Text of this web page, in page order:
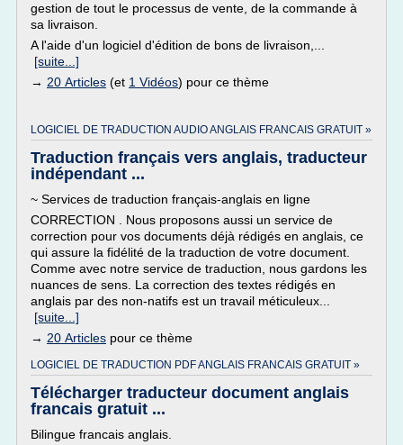
gestion de tout le processus de vente, de la commande à
sa livraison.
A l'aide d'un logiciel d'édition de bons de livraison,...
[suite...]
→ 20 Articles (et 1 Vidéos) pour ce thème
LOGICIEL DE TRADUCTION AUDIO ANGLAIS FRANCAIS GRATUIT »
Traduction français vers anglais, traducteur
indépendant ...
~ Services de traduction français-anglais en ligne
CORRECTION . Nous proposons aussi un service de
correction pour vos documents déjà rédigés en anglais, ce
qui assure la fidélité de la traduction de votre document.
Comme avec notre service de traduction, nous gardons les
nuances de sens. La correction des textes rédigés en
anglais par des non-natifs est un travail méticuleux...
[suite...]
→ 20 Articles pour ce thème
LOGICIEL DE TRADUCTION PDF ANGLAIS FRANCAIS GRATUIT »
Télécharger traducteur document anglais
francais gratuit ...
Bilingue francais anglais.